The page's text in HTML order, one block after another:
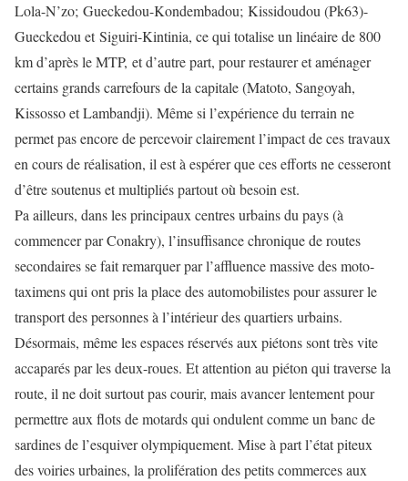
Lola-N’zo; Gueckedou-Kondembadou; Kissidoudou (Pk63)-
Gueckedou et Siguiri-Kintinia, ce qui totalise un linéaire de 800
km d’après le MTP, et d’autre part, pour restaurer et aménager
certains grands carrefours de la capitale (Matoto, Sangoyah,
Kissosso et Lambandji). Même si l’expérience du terrain ne
permet pas encore de percevoir clairement l’impact de ces travaux
en cours de réalisation, il est à espérer que ces efforts ne cesseront
d’être soutenus et multipliés partout où besoin est.
Pa ailleurs, dans les principaux centres urbains du pays (à
commencer par Conakry), l’insuffisance chronique de routes
secondaires se fait remarquer par l’affluence massive des moto-
taximens qui ont pris la place des automobilistes pour assurer le
transport des personnes à l’intérieur des quartiers urbains.
Désormais, même les espaces réservés aux piétons sont très vite
accaparés par les deux-roues. Et attention au piéton qui traverse la
route, il ne doit surtout pas courir, mais avancer lentement pour
permettre aux flots de motards qui ondulent comme un banc de
sardines de l’esquiver olympiquement. Mise à part l’état piteux
des voiries urbaines, la prolifération des petits commerces aux